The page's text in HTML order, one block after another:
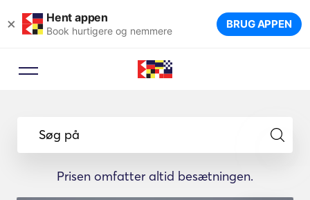
× Hent appen
Book hurtigere og nemmere BRUG APPEN
Søg på
Prisen omfatter altid besætningen.